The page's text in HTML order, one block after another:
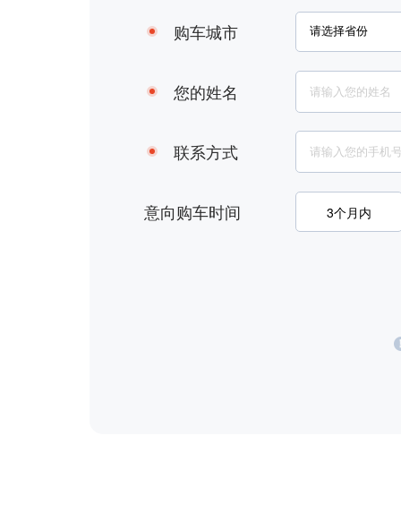
购车城市
您的姓名
联系方式
意向购车时间 3个月内